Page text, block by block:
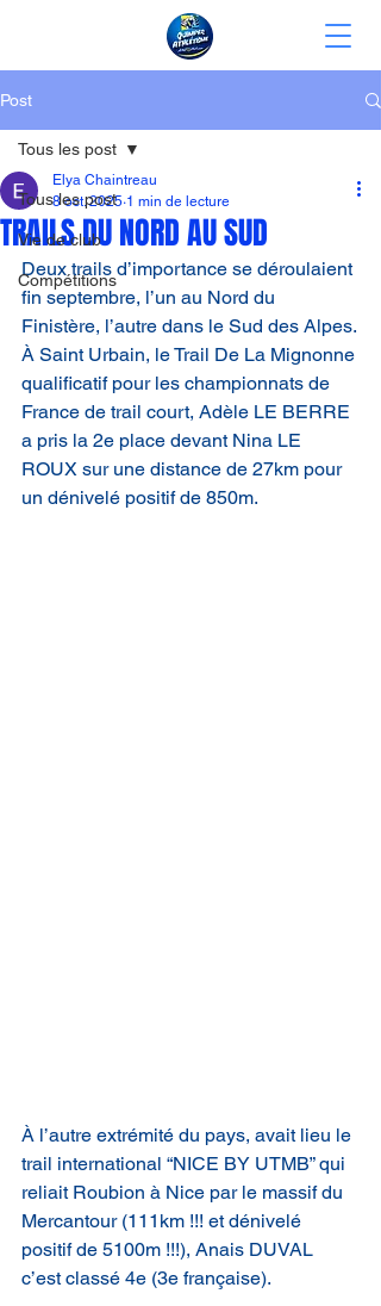
Post
Tous les post
Vie de club
Compétitions
Tous les post
TRAILS DU NORD AU SUD
Elya Chaintreau
8 oct. 2025 1 min de lecture
Deux trails d’importance se déroulaient
fin septembre, l’un au Nord du
Finistère, l’autre dans le Sud des Alpes.
À Saint Urbain, le Trail De La Mignonne
qualificatif pour les championnats de
France de trail court, Adèle LE BERRE
a pris la 2e place devant Nina LE
ROUX sur une distance de 27km pour
un dénivelé positif de 850m.
À l’autre extrémité du pays, avait lieu le
trail international “NICE BY UTMB” qui
reliait Roubion à Nice par le massif du
Mercantour (111km !!! et dénivelé
positif de 5100m !!!), Anais DUVAL
c’est classé 4e (3e française).